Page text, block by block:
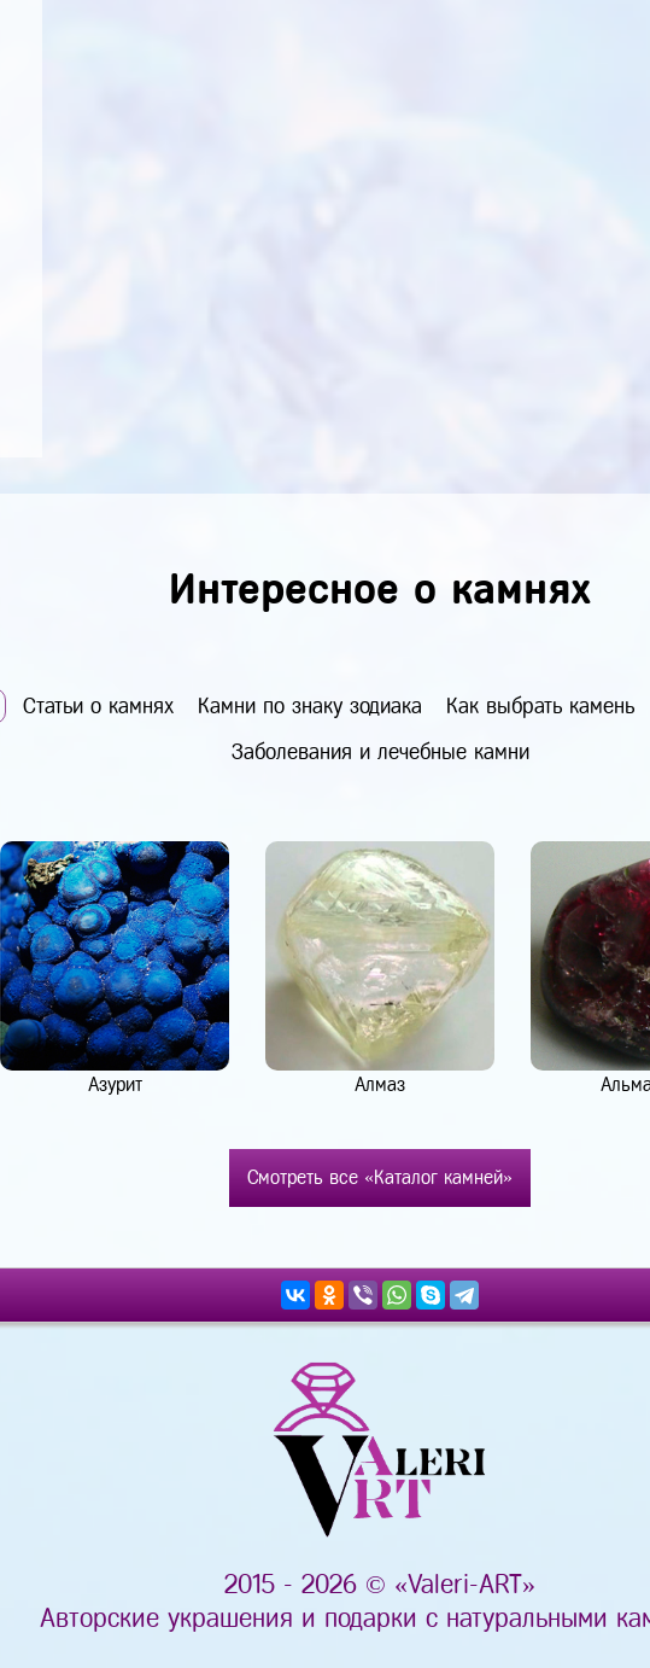
Интересное о камнях
Статьи о камнях Камни по знаку зодиака Как выбрать камень
Заболевания и лечебные камни
Азурит Алмаз
Смотреть все «Каталог камней»
2015 - 2026 © «Valeri-ART»
Авторские украшения и подарки с натуральными